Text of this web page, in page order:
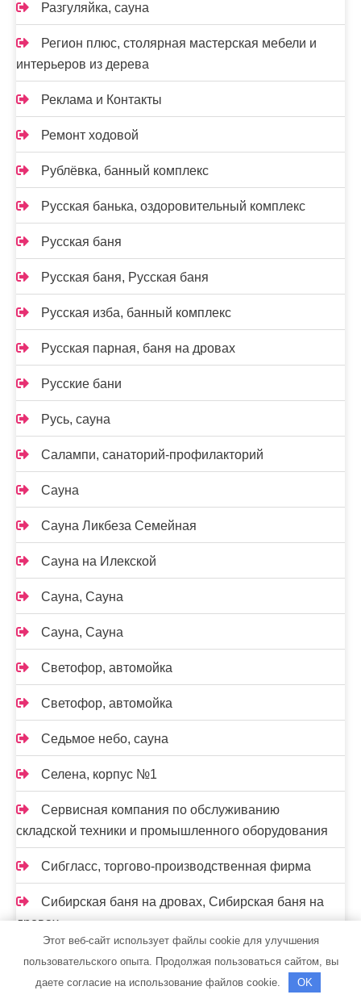
Разгуляйка, сауна
Регион плюс, столярная мастерская мебели и
интерьеров из дерева
Реклама и Контакты
Ремонт ходовой
Рублёвка, банный комплекс
Русская банька, оздоровительный комплекс
Русская баня
Русская баня, Русская баня
Русская изба, банный комплекс
Русская парная, баня на дровах
Русские бани
Русь, сауна
Салампи, санаторий-профилакторий
Сауна
Сауна Ликбеза Семейная
Сауна на Илекской
Сауна, Сауна
Сауна, Сауна
Светофор, автомойка
Светофор, автомойка
Седьмое небо, сауна
Селена, корпус №1
Сервисная компания по обслуживанию
складской техники и промышленного оборудования
Сибгласс, торгово-производственная фирма
Сибирская баня на дровах, Сибирская баня на
дровах
Сибирская баня на дровах, Сибирская баня на
дровах
Этот веб-сайт использует файлы cookie для улучшения
пользовательского опыта. Продолжая пользоваться сайтом, вы
даете согласие на использование файлов cookie.
OK